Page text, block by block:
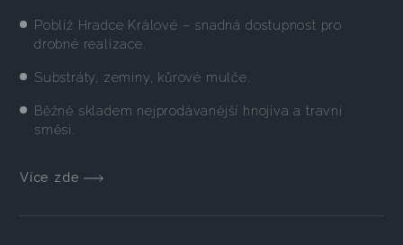
Poblíž Hradce Králové – snadná dostupnost pro
drobné realizace.
Substráty, zeminy, kůrové mulče.
Běžně skladem nejprodávanější hnojiva a travní
směsi.
Více zde